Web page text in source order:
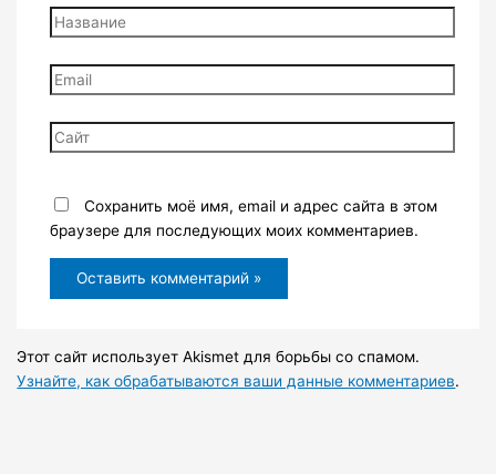
Название
Email
Сайт
Сохранить моё имя, email и адрес сайта в этом
браузере для последующих моих комментариев.
Этот сайт использует Akismet для борьбы со спамом.
Узнайте, как обрабатываются ваши данные комментариев.